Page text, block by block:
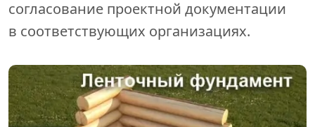
согласование проектной документации
в соответствующих организациях.